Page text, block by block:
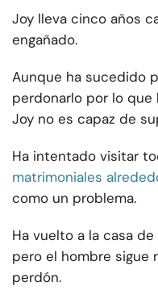
Joy lleva cinco años
engañado.
Aunque ha sucedido
perdonarlo por lo que
Joy no es capaz de
Ha intentado visitar
matrimoniales
como un problema.
Ha vuelto a la casa
pero el hombre sigue
perdón.